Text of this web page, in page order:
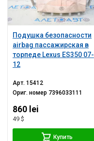
Подушка безопасности
airbag пассажирская в
торпеде Lexus ES350 07-
12
Арт.15412
Ориг. номер 7396033111
860 lei
49 $
Купить